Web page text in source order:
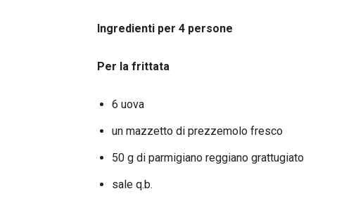
Ingredienti per 4 persone
Per la frittata
6 uova
un mazzetto di prezzemolo fresco
50 g di parmigiano reggiano grattugiato
sale q.b.